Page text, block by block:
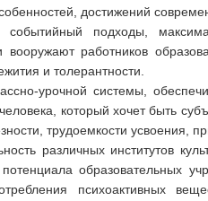
достижений
событийный подходы,
вооружают работников
и толерантности.
урочной системы,
который хочет быть
трудоемкости усвоения,
различных институтов
образовательных
психоактивных